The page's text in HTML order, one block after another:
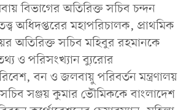
বিভাগের অতিরিক্ত সচিব চন্দন
অধিদপ্তরের মহাপরিচালক, প্রাথমিক
অতিরিক্ত সচিব মহিবুর রহমানকে
ও পরিসংখ্যান ব্যুরোর
বন ও জলবায়ু পরিবর্তন মন্ত্রণালয়
সঞ্জয় কুমার ভৌমিককে বাংলাদেশ